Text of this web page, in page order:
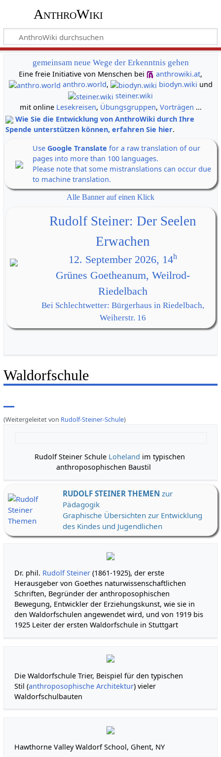
AnthroWiki
gemeinsam neue Wege der Erkenntnis gehen
Eine freie Initiative von Menschen bei
anthrowiki.at,
anthro.world, biodyn.wiki und
steiner.wiki
mit online Lesekreisen, Übungsgruppen, Vorträgen ...
Wie Sie die Entwicklung von AnthroWiki durch Ihre
Spende unterstützen können, erfahren Sie hier.
Use Google Translate for a raw translation of our
pages into more than 100 languages.
Please note that some mistranslations can occur due
to machine translation.
Alle Banner auf einen Klick
Rudolf Steiner: Der Seelen
Erwachen
12. September 2026, 14h
Grünes Goetheanum, Weilrod-
Riedelbach
Bei Schlechtwetter: Bürgerhaus in Riedelbach,
Weiherstr. 16
Waldorfschule
(Weitergeleitet von Rudolf-Steiner-Schule)
Rudolf Steiner Schule Loheland im typischen
anthroposophischen Baustil
RUDOLF STEINER THEMEN zur
Pädagogik
Graphische Übersichten zur Entwicklung
des Kindes und Jugendlichen
Dr. phil. Rudolf Steiner (1861-1925), der erste
Herausgeber von Goethes naturwissenschaftlichen
Schriften, Begründer der anthroposophischen
Bewegung, Entwickler der Erziehungskunst, wie sie in
den Waldorfschulen angewendet wird, und von 1919 bis
1925 Leiter der ersten Waldorfschule in Stuttgart
Die Waldorfschule Trier, Beispiel für den typischen
Stil (anthroposophische Architektur) vieler
Waldorfschulbauten
Hawthorne Valley Waldorf School, Ghent, NY